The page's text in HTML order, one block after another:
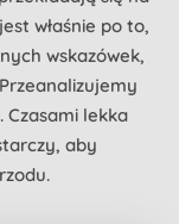
właśnie po to,
wskazówek,
Czasami lekka
aby